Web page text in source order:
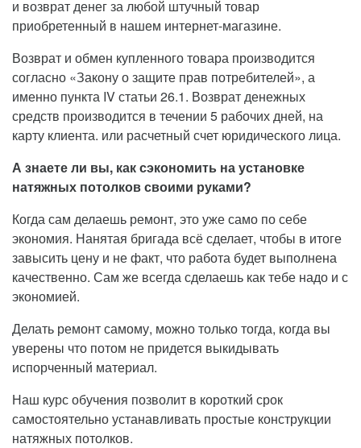
и возврат денег за любой штучный товар
приобретенный в нашем интернет-магазине.
Возврат и обмен купленного товара производится
согласно «Закону о защите прав потребителей», а
именно пункта IV статьи 26.1. Возврат денежных
средств производится в течении 5 рабочих дней, на
карту клиента. или расчетный счет юридического лица.
А знаете ли вы, как сэкономить на установке
натяжных потолков своими руками?
Когда сам делаешь ремонт, это уже само по себе
экономия. Нанятая бригада всё сделает, чтобы в итоге
завысить цену и не факт, что работа будет выполнена
качественно. Сам же всегда сделаешь как тебе надо и с
экономией.
Делать ремонт самому, можно только тогда, когда вы
уверены что потом не придется выкидывать
испорченный материал.
Наш курс обучения позволит в короткий срок
самостоятельно устанавливать простые конструкции
натяжных потолков.